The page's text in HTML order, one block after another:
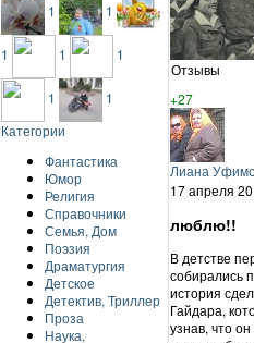
1 1
1 1 1
1
1
Категории
Фантастика
Юмор
Религия
Справочники
Семья, Дом
Поэзия
Драматургия
Детское
Детектив, Триллер
Проза
Наука,
Отзывы
+27
Лиана
17 апреля
люблю!!
В детстве
собирались
история
Гайдара,
узнав, что